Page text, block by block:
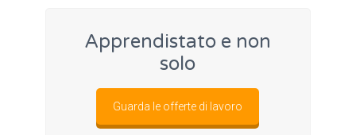
Apprendistato e non
solo
Guarda le offerte di lavoro